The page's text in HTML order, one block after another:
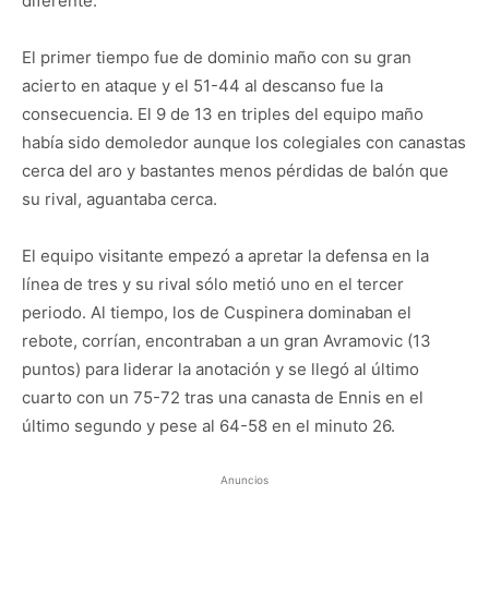
El primer tiempo fue de dominio maño con su gran
acierto en ataque y el 51-44 al descanso fue la
consecuencia. El 9 de 13 en triples del equipo maño
había sido demoledor aunque los colegiales con canastas
cerca del aro y bastantes menos pérdidas de balón que
su rival, aguantaba cerca.
El equipo visitante empezó a apretar la defensa en la
línea de tres y su rival sólo metió uno en el tercer
periodo. Al tiempo, los de Cuspinera dominaban el
rebote, corrían, encontraban a un gran Avramovic (13
puntos) para liderar la anotación y se llegó al último
cuarto con un 75-72 tras una canasta de Ennis en el
último segundo y pese al 64-58 en el minuto 26.
Anuncios